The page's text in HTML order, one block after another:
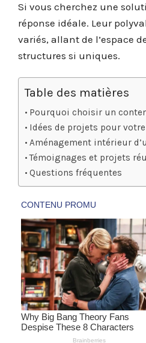
Si vous cherchez une
réponse idéale. Leur
variés, allant de l’espace
structures si uniques.
Table des matières
Pourquoi choisir un
Idées de projets pour
Aménagement intérieur
Témoignages et projets
Questions fréquentes